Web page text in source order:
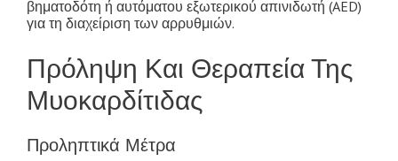
βηματοδότη ή αυτόματου εξωτερικού απινιδωτή (AED)
για τη διαχείριση των αρρυθμιών.
Πρόληψη Και Θεραπεία Της
Μυοκαρδίτιδας
Προληπτικά Μέτρα